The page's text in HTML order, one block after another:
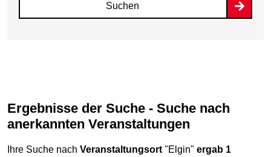
Suchen
Ergebnisse der Suche - Suche nach
anerkannten Veranstaltungen
Ihre Suche nach Veranstaltungsort "Elgin" ergab 1